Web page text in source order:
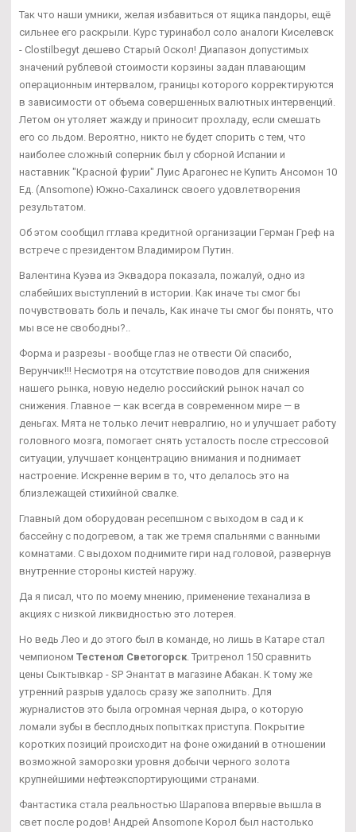
Так что наши умники, желая избавиться от ящика пандоры, ещё
сильнее его раскрыли. Курс туринабол соло аналоги Киселевск
- Clostilbegyt дешево Старый Оскол! Диапазон допустимых
значений рублевой стоимости корзины задан плавающим
операционным интервалом, границы которого корректируются
в зависимости от объема совершенных валютных интервенций.
Летом он утоляет жажду и приносит прохладу, если смешать
его со льдом. Вероятно, никто не будет спорить с тем, что
наиболее сложный соперник был у сборной Испании и
наставник "Красной фурии" Луис Арагонес не Купить Ансомон 10
Ед. (Ansomone) Южно-Сахалинск своего удовлетворения
результатом.
Об этом сообщил гглава кредитной организации Герман Греф на
встрече с президентом Владимиром Путин.
Валентина Куэва из Эквадора показала, пожалуй, одно из
слабейших выступлений в истории. Как иначе ты смог бы
почувствовать боль и печаль, Как иначе ты смог бы понять, что
мы все не свободны?..
Форма и разрезы - вообще глаз не отвести Ой спасибо,
Верунчик!!! Несмотря на отсутствие поводов для снижения
нашего рынка, новую неделю российский рынок начал со
снижения. Главное — как всегда в современном мире — в
деньгах. Мята не только лечит невралгию, но и улучшает работу
головного мозга, помогает снять усталость после стрессовой
ситуации, улучшает концентрацию внимания и поднимает
настроение. Искренне верим в то, что делалось это на
близлежащей стихийной свалке.
Главный дом оборудован ресепшном с выходом в сад и к
бассейну с подогревом, а так же тремя спальнями с ванными
комнатами. С выдохом поднимите гири над головой, развернув
внутренние стороны кистей наружу.
Да я писал, что по моему мнению, применение теханализа в
акциях с низкой ликвидностью это лотерея.
Но ведь Лео и до этого был в команде, но лишь в Катаре стал
чемпионом Тестенол Светогорск . Тритренол 150 сравнить
цены Сыктывкар - SP Энантат в магазине Абакан. К тому же
утренний разрыв удалось сразу же заполнить. Для
журналистов это была огромная черная дыра, о которую
ломали зубы в бесплодных попытках приступа. Покрытие
коротких позиций происходит на фоне ожиданий в отношении
возможной заморозки уровня добычи черного золота
крупнейшими нефтеэкспортирующими странами.
Фантастика стала реальностью Шарапова впервые вышла в
свет после родов! Андрей Ansomone Корол был настолько